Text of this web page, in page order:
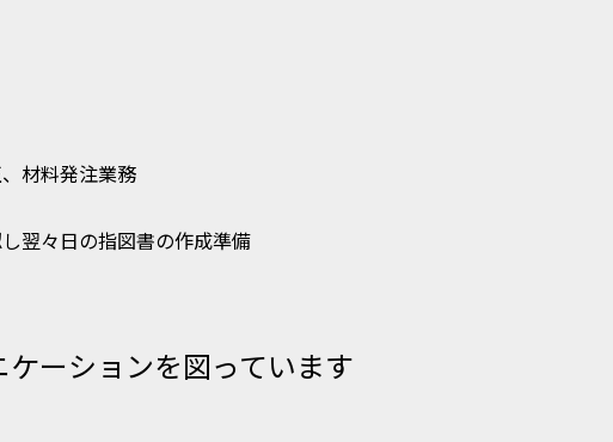
材料発注業務
翌々日の指図書の作成準備
ーションを図っています